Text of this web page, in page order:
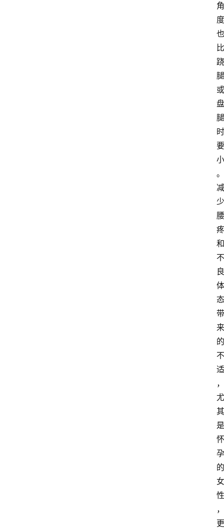
角
度
也
比
跷
腿
或
盘
腿
时
要
小
。
减
少
腰
疼
和
不
良
体
态
带
来
的
不
适
，
尤
其
是
怀
孕
的
女
性
，
更